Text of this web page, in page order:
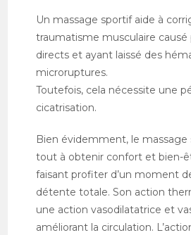
Un massage sportif aide à
traumatisme musculaire causé
directs et ayant laissé des
microruptures.
Toutefois, cela nécessite une
cicatrisation.
Bien évidemment, le massage
tout à obtenir confort et bien-
faisant profiter d’un moment
détente totale. Son action
une action vasodilatatrice et
améliorant la circulation.